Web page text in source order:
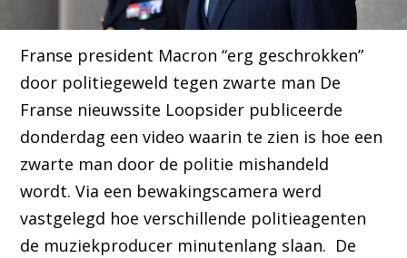
Franse president Macron “erg geschrokken”
door politiegeweld tegen zwarte man De
Franse nieuwssite Loopsider publiceerde
donderdag een video waarin te zien is hoe een
zwarte man door de politie mishandeld
wordt. Via een bewakingscamera werd
vastgelegd hoe verschillende politieagenten
de muziekproducer minutenlang slaan. De